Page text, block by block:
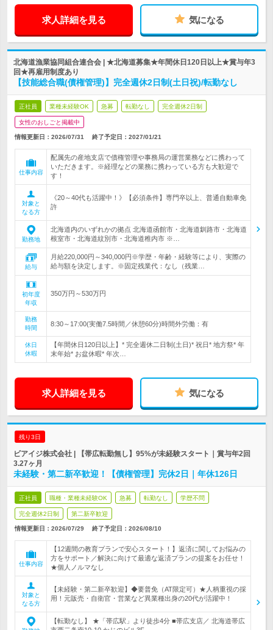
求人詳細を見る 気になる
北海道漁業協同組合連合会 | ★北海道募集★年間休日120日以上★賞与年3
回★再雇用制度あり
【技能総合職(債権管理)】完全週休2日制(土日祝)/転勤なし
正社員 業種未経験OK 急募 転勤なし 完全週休2日制
女性のおしごと掲載中
情報更新日：2026/07/31 終了予定日： 2027/01/21
仕事内容
配属先の産地支店で債権管理や事務局の運営業務などに携わって
いただきます。※経理などの業務に携わっている方も大歓迎で
す！
対象と
なる方
《20～40代も活躍中！》【必須条件】専門卒以上、普通自動車免
許
勤務地
北海道内のいずれかの拠点 北海道函館市・北海道釧路市・北海道
根室市・北海道紋別市・北海道稚内市 ※…
給与
月給220,000円～340,000円※学歴・年齢・経験等により、実際の
給与額を決定します。※固定残業代：なし（残業…
初年度
年収
350万円～530万円
勤務
時間
8:30～17:00(実働7.5時間／休憩60分)時間外労働：有
休日
休暇
【年間休日120日以上】* 完全週休二日制(土日)* 祝日* 地方祭* 年
末年始* お盆休暇* 年次…
求人詳細を見る 気になる
残り3日
ビアイジ株式会社 | 【帯広転勤無し】95%が未経験スタート｜賞与年2回
3.27ヶ月
未経験・第二新卒歓迎！【債権管理】完休2日｜年休126日
正社員 職種・業種未経験OK 急募 転勤なし 学歴不問
完全週休2日制 第二新卒歓迎
情報更新日：2026/07/29 終了予定日： 2026/08/10
仕事内容
【12週間の教育プランで安心スタート！】返済に関してお悩みの
方をサポート／解決に向けて最適な返済プランの提案をお任せ！
★個人ノルマなし
対象と
なる方
【未経験・第二新卒歓迎】◆要普免（AT限定可）★人柄重視の採
用！元販売・自衛官・営業など異業種出身の20代が活躍中！
【転勤なし】 ★「帯広駅」より徒歩4分 ■帯広支店／ 北海道帯広